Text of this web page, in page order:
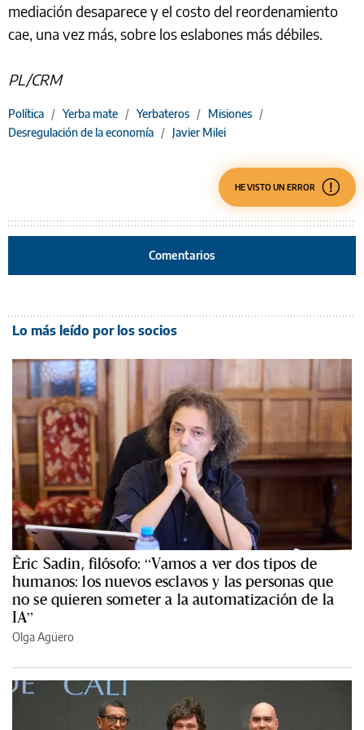
mediación desaparece y el costo del reordenamiento
cae, una vez más, sobre los eslabones más débiles.
PL/CRM
Política / Yerba mate / Yerbateros / Misiones /
Desregulación de la economía / Javier Milei
HE VISTO UN ERROR
Comentarios
Lo más leído por los socios
Èric Sadin, filósofo: “Vamos a ver dos tipos de
humanos: los nuevos esclavos y las personas que
no se quieren someter a la automatización de la
IA”
Olga Agüero